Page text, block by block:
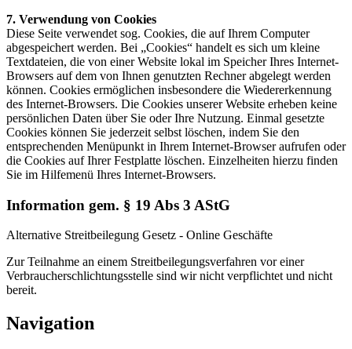
7. Verwendung von Cookies
Diese Seite verwendet sog. Cookies, die auf Ihrem Computer
abgespeichert werden. Bei „Cookies“ handelt es sich um kleine
Textdateien, die von einer Website lokal im Speicher Ihres Internet-
Browsers auf dem von Ihnen genutzten Rechner abgelegt werden
können. Cookies ermöglichen insbesondere die Wiedererkennung
des Internet-Browsers. Die Cookies unserer Website erheben keine
persönlichen Daten über Sie oder Ihre Nutzung. Einmal gesetzte
Cookies können Sie jederzeit selbst löschen, indem Sie den
entsprechenden Menüpunkt in Ihrem Internet-Browser aufrufen oder
die Cookies auf Ihrer Festplatte löschen. Einzelheiten hierzu finden
Sie im Hilfemenü Ihres Internet-Browsers.
Information gem. § 19 Abs 3 AStG
Alternative Streitbeilegung Gesetz - Online Geschäfte
Zur Teilnahme an einem Streitbeilegungsverfahren vor einer
Verbraucherschlichtungsstelle sind wir nicht verpflichtet und nicht
bereit.
Navigation